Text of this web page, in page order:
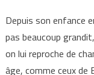
Depuis son enfance
pas beaucoup
on lui reproche de
âge, comme ceux de